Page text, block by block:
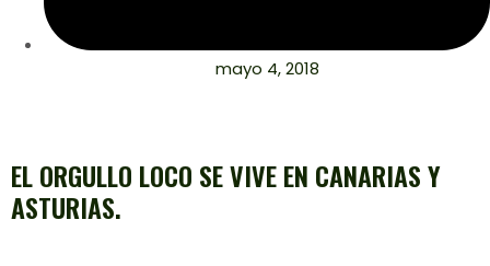
mayo 4, 2018
EL ORGULLO LOCO SE VIVE EN CANARIAS Y
ASTURIAS.